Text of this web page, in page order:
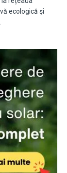
ecologică și